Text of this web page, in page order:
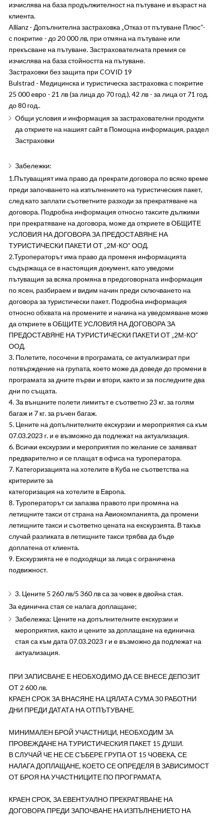
изчислява на база продължителност на пътуване и възраст на
клиента.
Allianz - Допълнителна застраховка „Отказ от пътуване Плюс“-
с покритие - до 20 000 лв, при отмяна на пътуване или
прекъсване на пътуване. Застрахователната премия се
изчислява на база стойността на пътуване.
Застраховки без защита при COVID 19
Bulstrad - Медицинска и туристическа застраховка с покритие
25 000 евро - 21 лв (за лица до 70 год.), 42 лв - за лица от 71 год.
до 80 год..
Общи условия и информация за застрахователни продукти
да откриете на нашият сайт в Помощна информация, раздел
Застраховки
Забележки:
1.Пътуващият има право да прекрати договора по всяко време
преди започването на изпълнението на туристическия пакет,
след като заплати съответните разходи за прекратяване на
договора. Подробна информация относно таксите дължими
при прекратяване на договора, може да откриете в ОБЩИТЕ
УСЛОВИЯ НА ДОГОВОРА ЗА ПРЕДОСТАВЯНЕ НА
ТУРИСТИЧЕСКИ ПАКЕТИ ОТ „2М-КО” ООД.
2.Туроператорът има право да променя информацията
съдържаща се в настоящия документ, като уведоми
пътуващия за всяка промяна в предоговорната информация
по ясен, разбираем и видим начин преди сключването на
договора за туристически пакет. Подробна информация
относно обхвата на промените и начина на уведомяване може
да откриете в ОБЩИТЕ УСЛОВИЯ НА ДОГОВОРА ЗА
ПРЕДОСТАВЯНЕ НА ТУРИСТИЧЕСКИ ПАКЕТИ ОТ „2М-КО”
ООД.
3. Полетите, посочени в програмата, се актуализират при
потвърждение на групата, което може да доведе до промени в
програмата за дните първи и втори, както и за последните два
дни по същата.
4. За външните полети лимитът е съответно 23 кг. за голям
багаж и 7 кг. за ръчен багаж.
5. Цените на допълнителните екскурзии и мероприятия са към
07.03.2023 г. и е възможно да подлежат на актуализация.
6. Всички екскурзии и мероприятия по желание се заявяват
предварително и се плащат в офиса на туроператора.
7. Категоризацията на хотелите в Куба не съответства на
критериите за
категоризация на хотелите в Европа.
8. Туроператорът си запазва правото при промяна на
летищните такси от страна на Авиокомпанията, да промени
летищните такси и съответно цената на екскурзията. В такъв
случай разликата в летищните такси трябва да бъде
доплатена от клиента.
9. Екскурзията не е подходящи за лица с ограничена
подвижност.
3. Цените 5 260 лв/5 360 лв са за човек в двойна стая.
За единична стая се налага доплащане;
Забележка: Цените на допълнителните екскурзии и
мероприятия, както и цените за доплащане на единична
стая са към дата 07.03.2023 г и е възможно да подлежат на
актуализация.
ПРИ ЗАПИСВАНЕ Е НЕОБХОДИМО ДА СЕ ВНЕСЕ ДЕПОЗИТ
ОТ 2 600 лв.
КРАЕН СРОК ЗА ВНАСЯНЕ НА ЦЯЛАТА СУМА 30 РАБОТНИ
ДНИ ПРЕДИ ДАТАТА НА ОТПЪТУВАНЕ.
МИНИМАЛЕН БРОЙ УЧАСТНИЦИ, НЕОБХОДИМ ЗА
ПРОВЕЖДАНЕ НА ТУРИСТИЧЕСКИЯ ПАКЕТ 15 ДУШИ.
В СЛУЧАЙ ЧЕ НЕ СЕ СЪБЕРЕ ГРУПА ОТ 15 ЧОВЕКА, СЕ
НАЛАГА ДОПЛАЩАНЕ, КОЕТО СЕ ОПРЕДЕЛЯ В ЗАВИСИМОСТ
ОТ БРОЯ НА УЧАСТНИЦИТЕ ПО ПРОГРАМАТА.
КРАЕН СРОК, ЗА ЕВЕНТУАЛНО ПРЕКРАТЯВАНЕ НА
ДОГОВОРА ПРЕДИ ЗАПОЧВАНЕ НА ИЗПЪЛНЕНИЕТО НА